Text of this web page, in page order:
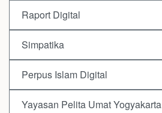
Raport Digital
Simpatika
Perpus Islam Digital
Yayasan Pelita Umat Yogyakarta